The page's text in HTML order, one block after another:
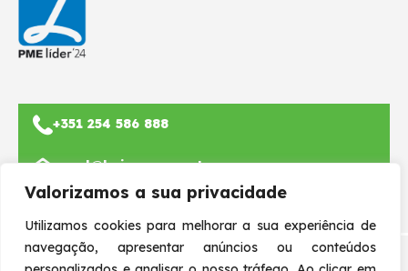
Valorizamos a sua privacidade
Utilizamos cookies para melhorar a sua experiência de
navegação, apresentar anúncios ou conteúdos
+351 254 586 888
geral@beiropomar.pt